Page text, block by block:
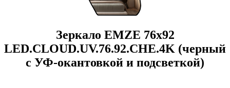
Зеркало EMZE 76x92
LED.CLOUD.UV.76.92.CHE.4K (черный
с УФ-окантовкой и подсветкой)